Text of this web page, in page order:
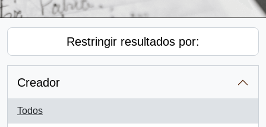
Restringir resultados por:
Creador
Todos